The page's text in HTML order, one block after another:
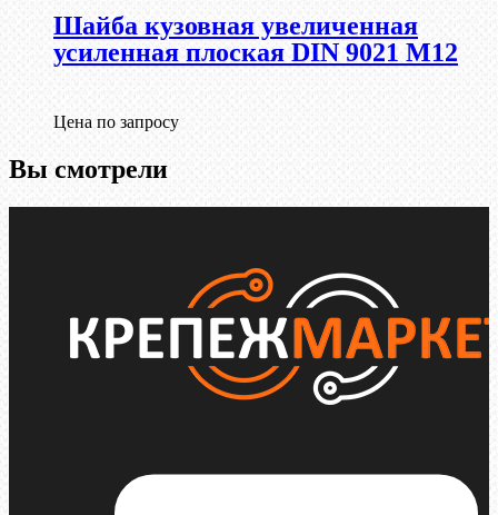
Шайба кузовная увеличенная
усиленная плоская DIN 9021 М12
Цена по запросу
Вы смотрели